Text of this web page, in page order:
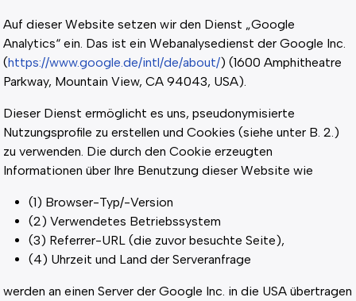
Auf dieser Website setzen wir den Dienst „Google
Analytics“ ein. Das ist ein Webanalysedienst der Google Inc.
(https://www.google.de/intl/de/about/) (1600 Amphitheatre
Parkway, Mountain View, CA 94043, USA).
Dieser Dienst ermöglicht es uns, pseudonymisierte
Nutzungsprofile zu erstellen und Cookies (siehe unter B. 2.)
zu verwenden. Die durch den Cookie erzeugten
Informationen über Ihre Benutzung dieser Website wie
(1) Browser-Typ/-Version
(2) Verwendetes Betriebssystem
(3) Referrer-URL (die zuvor besuchte Seite),
(4) Uhrzeit und Land der Serveranfrage
werden an einen Server der Google Inc. in die USA übertragen